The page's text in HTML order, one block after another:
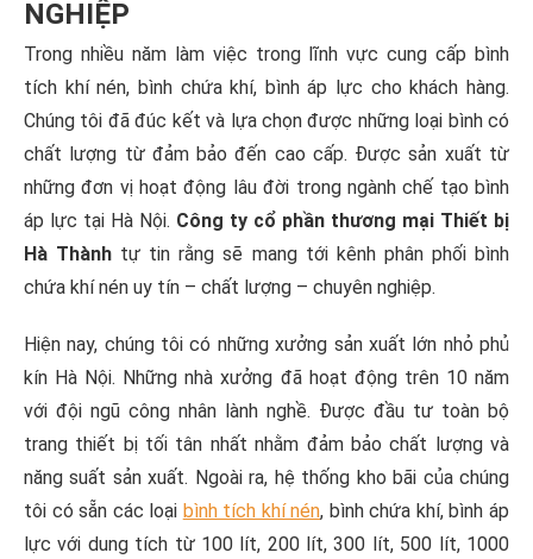
NGHIỆP
Trong nhiều năm làm việc trong lĩnh vực cung cấp bình
tích khí nén, bình chứa khí, bình áp lực cho khách hàng.
Chúng tôi đã đúc kết và lựa chọn được những loại bình có
chất lượng từ đảm bảo đến cao cấp. Được sản xuất từ
những đơn vị hoạt động lâu đời trong ngành chế tạo bình
áp lực tại Hà Nội. Công ty cổ phần thương mại Thiết bị
Hà Thành tự tin rằng sẽ mang tới kênh phân phối bình
chứa khí nén uy tín – chất lượng – chuyên nghiệp.
Hiện nay, chúng tôi có những xưởng sản xuất lớn nhỏ phủ
kín Hà Nội. Những nhà xưởng đã hoạt động trên 10 năm
với đội ngũ công nhân lành nghề. Được đầu tư toàn bộ
trang thiết bị tối tân nhất nhằm đảm bảo chất lượng và
năng suất sản xuất. Ngoài ra, hệ thống kho bãi của chúng
tôi có sẵn các loại bình tích khí nén, bình chứa khí, bình áp
lực với dung tích từ 100 lít, 200 lít, 300 lít, 500 lít, 1000